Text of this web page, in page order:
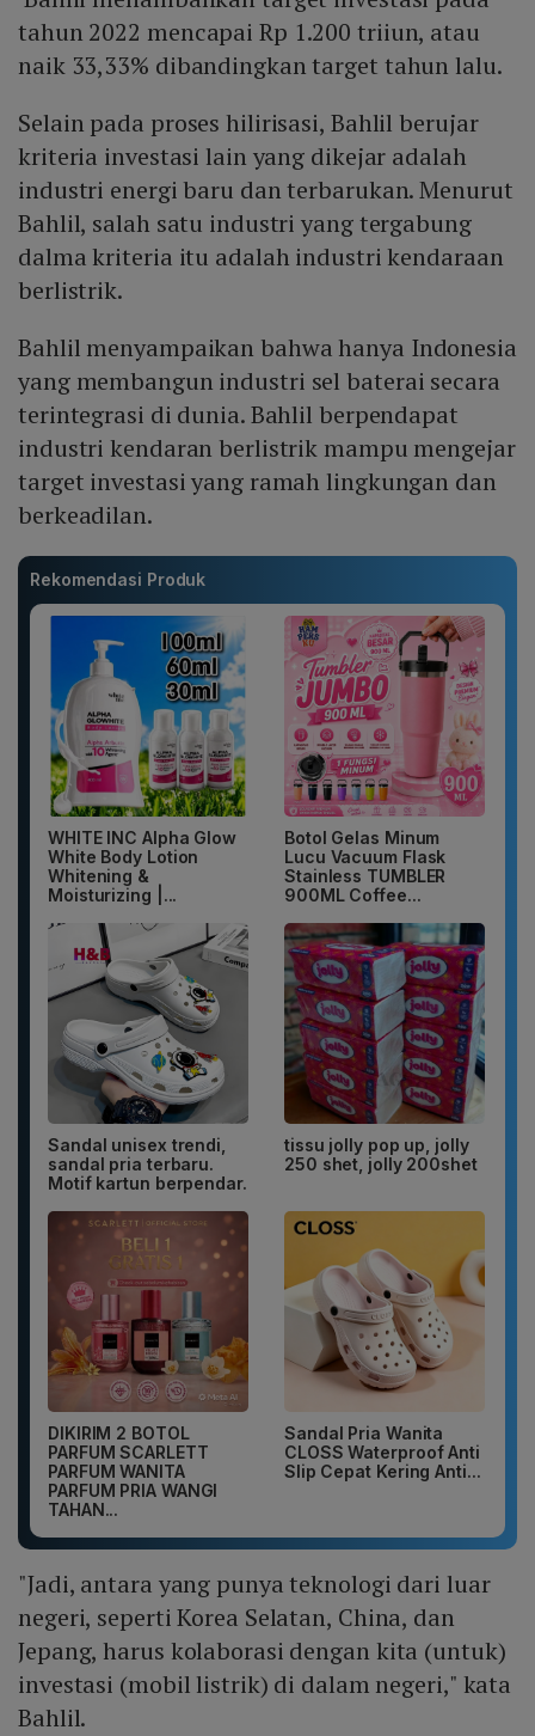
tahun 2022 mencapai Rp 1.200 triiun, atau
naik 33,33% dibandingkan target tahun lalu.
Selain pada proses hilirisasi, Bahlil berujar
kriteria investasi lain yang dikejar adalah
industri energi baru dan terbarukan. Menurut
Bahlil, salah satu industri yang tergabung
dalma kriteria itu adalah industri kendaraan
berlistrik.
Bahlil menyampaikan bahwa hanya Indonesia
yang membangun industri sel baterai secara
terintegrasi di dunia. Bahlil berpendapat
industri kendaran berlistrik mampu mengejar
target investasi yang ramah lingkungan dan
berkeadilan.
Rekomendasi Produk
WHITE INC Alpha Glow
White Body Lotion
Whitening &
Moisturizing |...
Botol Gelas Minum
Lucu Vacuum Flask
Stainless TUMBLER
900ML Coffee...
Sandal unisex trendi,
sandal pria terbaru.
Motif kartun berpendar.
tissu jolly pop up, jolly
250 shet, jolly 200shet
DIKIRIM 2 BOTOL
PARFUM SCARLETT
PARFUM WANITA
PARFUM PRIA WANGI
TAHAN...
Sandal Pria Wanita
CLOSS Waterproof Anti
Slip Cepat Kering Anti...
"Jadi, antara yang punya teknologi dari luar
negeri, seperti Korea Selatan, China, dan
Jepang, harus kolaborasi dengan kita (untuk)
investasi (mobil listrik) di dalam negeri," kata
Bahlil.